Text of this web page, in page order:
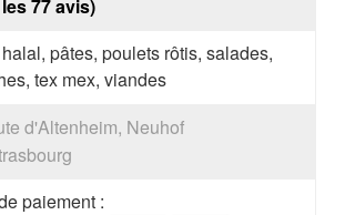
77 avis)
pâtes, poulets rôtis, salades,
tex mex, viandes
d'Altenheim, Neuhof
paiement :